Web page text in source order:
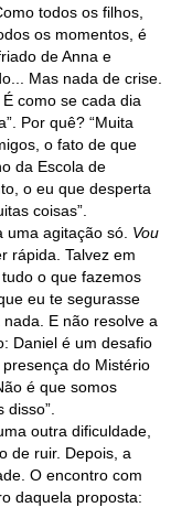
todos os filhos,
os momentos, é
de Anna e
Mas nada de crise.
como se cada dia
Por quê? “Muita
o fato de que
da Escola de
o eu que desperta
coisas”.
agitação só. Vou
rápida. Talvez em
o que fazemos
eu te segurasse
E não resolve a
Daniel é um desafio
do Mistério
é que somos
outra dificuldade,
de ruir. Depois, a
O encontro com
daquela proposta: